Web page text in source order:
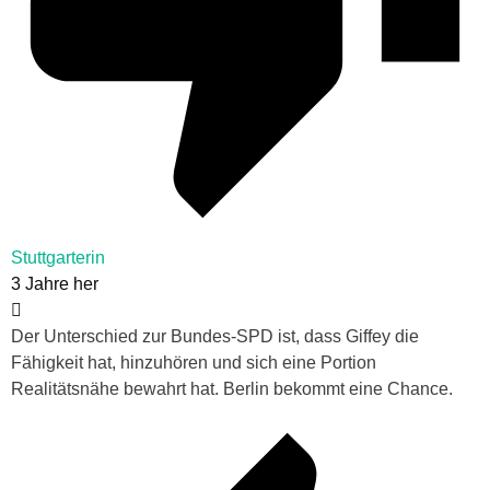
Stuttgarterin
3 Jahre her
Der Unterschied zur Bundes-SPD ist, dass Giffey die
Fähigkeit hat, hinzuhören und sich eine Portion
Realitätsnähe bewahrt hat. Berlin bekommt eine Chance.